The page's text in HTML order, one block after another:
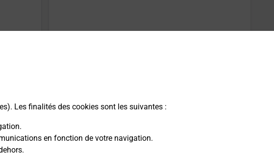
Les finalités des cookies sont les suivantes :
en fonction de votre navigation.